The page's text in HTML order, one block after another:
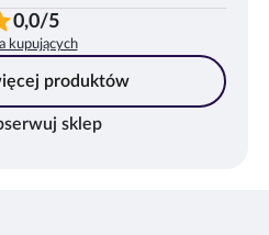
0,0/5
kupujących
produktów
sklep